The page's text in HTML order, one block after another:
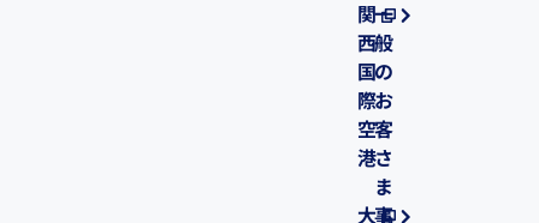
関
西
国
際
空
港
一
般
の
お
客
さ
ま